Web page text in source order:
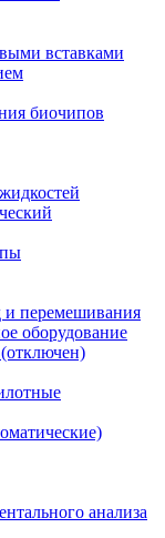
вставками
биочипов
и перемешивания
оборудование
анализа